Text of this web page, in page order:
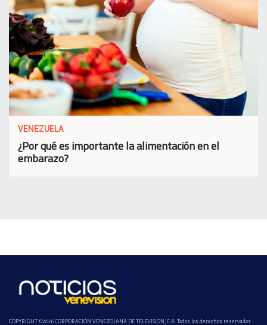
VENEZUELA
¿Por qué es importante la alimentación en el
embarazo?
COPYRIGHT ©2026 CORPORACIÓN VENEZOLANA DE TELEVISION, C.A. Todos los derechos reservados.